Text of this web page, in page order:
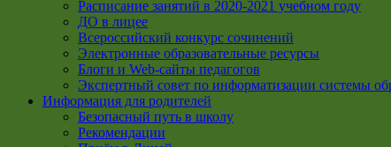
Расписание занятий в 2020-2021 учебном году
ДО в лицее
Всероссийский конкурс сочинений
Электронные образовательные ресурсы
Блоги и Web-сайты педагогов
Экспертный совет по информатизации системы
Информация для родителей
Безопасный путь в школу
Рекомендации